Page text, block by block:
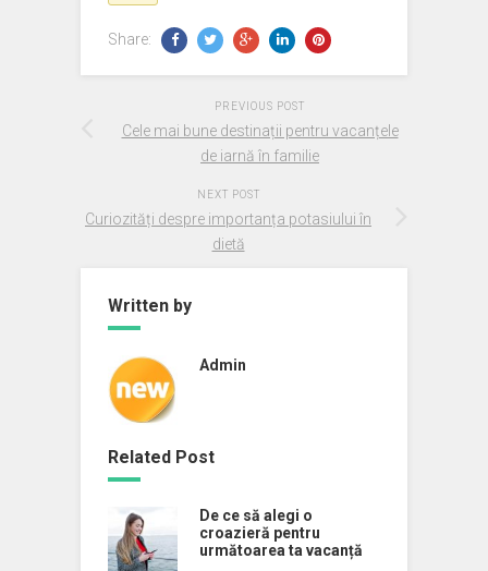
Share:
PREVIOUS POST
Cele mai bune destinații pentru vacanțele
de iarnă în familie
NEXT POST
Curiozități despre importanța potasiului în
dietă
Written by
Admin
Related Post
De ce să alegi o
croazieră pentru
următoarea ta vacanță